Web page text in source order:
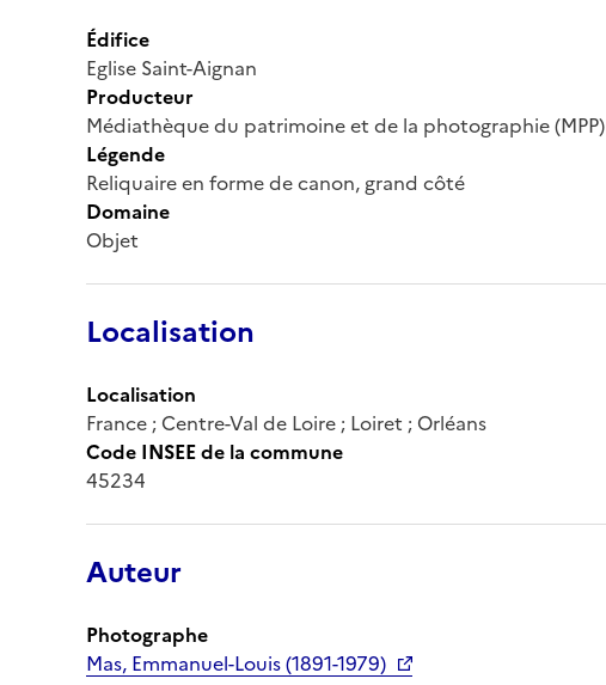
Édifice
Eglise Saint-Aignan
Producteur
Médiathèque du patrimoine et de la photographie (MPP)
Légende
Reliquaire en forme de canon, grand côté
Domaine
Objet
Localisation
Localisation
France ; Centre-Val de Loire ; Loiret ; Orléans
Code INSEE de la commune
45234
Auteur
Photographe
Mas, Emmanuel-Louis (1891-1979)